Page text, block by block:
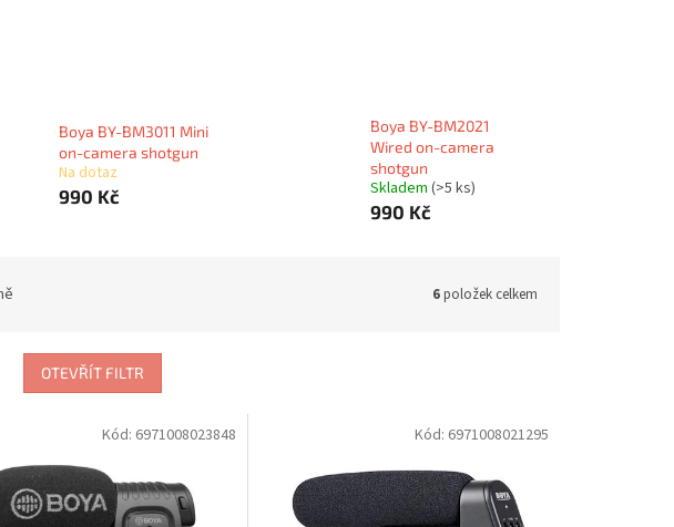
Boya BY-BM3011 Mini
on-camera shotgun
Na dotaz
990 Kč
Boya BY-BM2021
Wired on-camera
shotgun
Skladem (>5 ks)
990 Kč
6položek celkem
OTEVŘÍT FILTR
Kód: 6971008023848 Kód: 6971008021295